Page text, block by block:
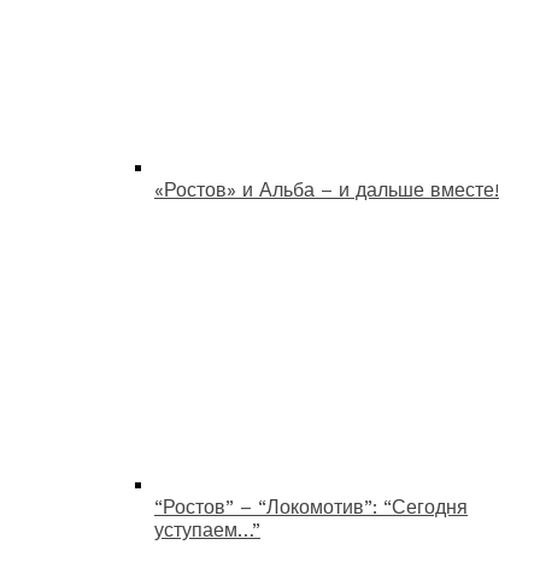
«Ростов» и Альба – и дальше вместе!
“Ростов” – “Локомотив”: “Сегодня
уступаем…”